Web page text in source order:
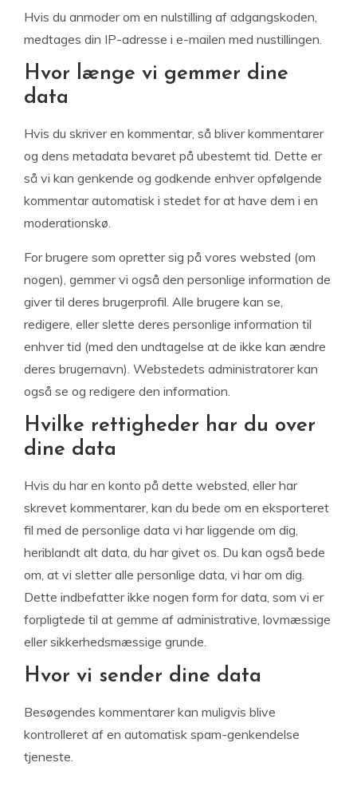
Hvis du anmoder om en nulstilling af adgangskoden,
medtages din IP-adresse i e-mailen med nustillingen.
Hvor længe vi gemmer dine
data
Hvis du skriver en kommentar, så bliver kommentarer
og dens metadata bevaret på ubestemt tid. Dette er
så vi kan genkende og godkende enhver opfølgende
kommentar automatisk i stedet for at have dem i en
moderationskø.
For brugere som opretter sig på vores websted (om
nogen), gemmer vi også den personlige information de
giver til deres brugerprofil. Alle brugere kan se,
redigere, eller slette deres personlige information til
enhver tid (med den undtagelse at de ikke kan ændre
deres brugernavn). Webstedets administratorer kan
også se og redigere den information.
Hvilke rettigheder har du over
dine data
Hvis du har en konto på dette websted, eller har
skrevet kommentarer, kan du bede om en eksporteret
fil med de personlige data vi har liggende om dig,
heriblandt alt data, du har givet os. Du kan også bede
om, at vi sletter alle personlige data, vi har om dig.
Dette indbefatter ikke nogen form for data, som vi er
forpligtede til at gemme af administrative, lovmæssige
eller sikkerhedsmæssige grunde.
Hvor vi sender dine data
Besøgendes kommentarer kan muligvis blive
kontrolleret af en automatisk spam-genkendelse
tjeneste.